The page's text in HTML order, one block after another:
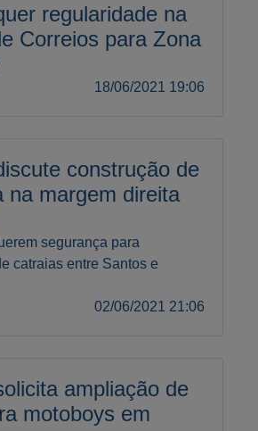
regularidade na
Correios para Zona
18/06/2021 19:06
construção de
na margem direita
segurança para
catraias entre Santos e
02/06/2021 21:06
ampliação de
motoboys em